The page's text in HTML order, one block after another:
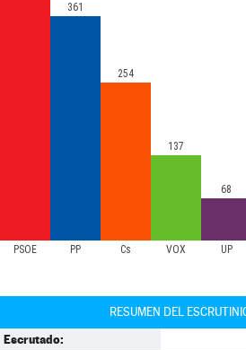
PSOE PP Cs VOX UP
361
254
137
68
RESUMEN DEL
Escrutado: